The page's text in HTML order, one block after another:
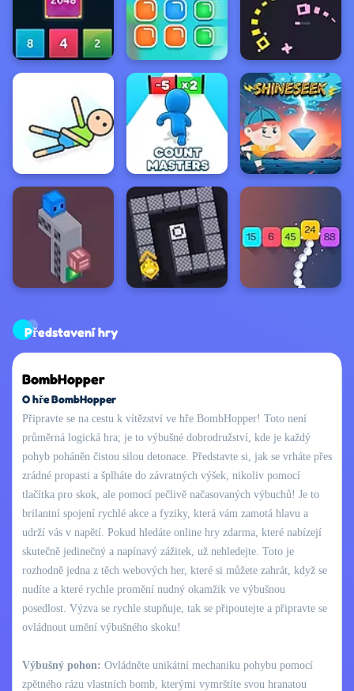
Představení hry
BombHopper
O hře BombHopper
Připravte se na cestu k vítězství ve hře BombHopper! Toto není
průměrná logická hra; je to výbušné dobrodružství, kde je každý
pohyb poháněn čistou silou detonace. Představte si, jak se vrháte přes
zrádné propasti a šplháte do závratných výšek, nikoliv pomocí
tlačítka pro skok, ale pomocí pečlivě načasovaných výbuchů! Je to
brilantní spojení rychlé akce a fyziky, která vám zamotá hlavu a
udrží vás v napětí. Pokud hledáte online hry zdarma, které nabízejí
skutečně jedinečný a napínavý zážitek, už nehledejte. Toto je
rozhodně jedna z těch webových her, které si můžete zahrát, když se
nudíte a které rychle promění nudný okamžik ve výbušnou
posedlost. Výzva se rychle stupňuje, tak se připoutejte a připravte se
ovládnout umění výbušného skoku!
Výbušný pohon: Ovládněte unikátní mechaniku pohybu pomocí
zpětného rázu vlastních bomb, kterými vymrštíte svou hranatou